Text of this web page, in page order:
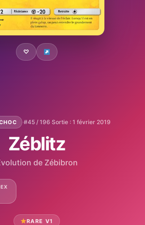
♡
·#45 / 196·Sortie : 1 février 2019
Zéblitz
de Zébibron
RARE V1